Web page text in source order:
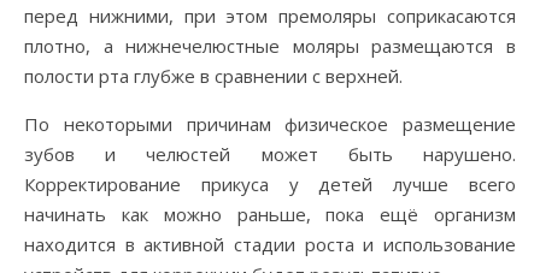
перед нижними, при этом премоляры соприкасаются
плотно, а нижнечелюстные моляры размещаются в
полости рта глубже в сравнении с верхней.
По некоторыми причинам физическое размещение
зубов и челюстей может быть нарушено.
Корректирование прикуса у детей лучше всего
начинать как можно раньше, пока ещё организм
находится в активной стадии роста и использование